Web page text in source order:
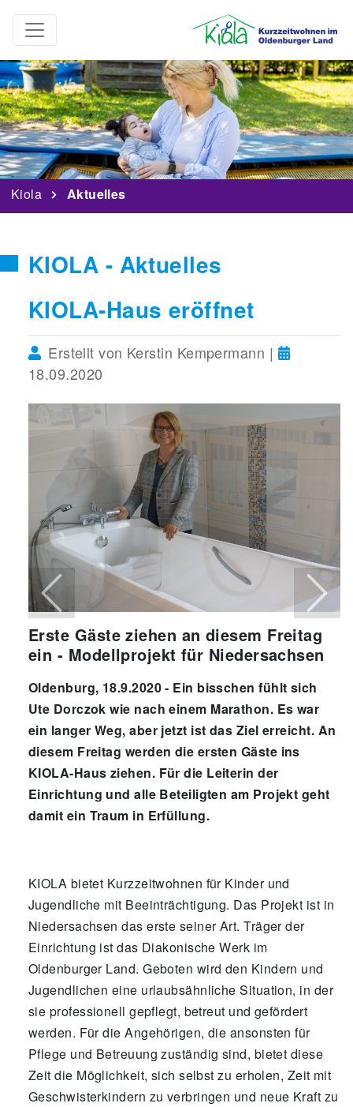
Kiola Aktuelles
KIOLA - Aktuelles
KIOLA-Haus eröffnet
Erstellt von Kerstin Kempermann |
18.09.2020
Previous Next
Erste Gäste ziehen an diesem Freitag
ein - Modellprojekt für Niedersachsen
Oldenburg, 18.9.2020 - Ein bisschen fühlt sich
Ute Dorczok wie nach einem Marathon. Es war
ein langer Weg, aber jetzt ist das Ziel erreicht. An
diesem Freitag werden die ersten Gäste ins
KIOLA-Haus ziehen. Für die Leiterin der
Einrichtung und alle Beteiligten am Projekt geht
damit ein Traum in Erfüllung.
KIOLA bietet Kurzzeitwohnen für Kinder und
Jugendliche mit Beeinträchtigung. Das Projekt ist in
Niedersachsen das erste seiner Art. Träger der
Einrichtung ist das Diakonische Werk im
Oldenburger Land. Geboten wird den Kindern und
Jugendlichen eine urlaubsähnliche Situation, in der
sie professionell gepflegt, betreut und gefördert
werden. Für die Angehörigen, die ansonsten für
Pflege und Betreuung zuständig sind, bietet diese
Zeit die Möglichkeit, sich selbst zu erholen, Zeit mit
Geschwisterkindern zu verbringen und neue Kraft zu